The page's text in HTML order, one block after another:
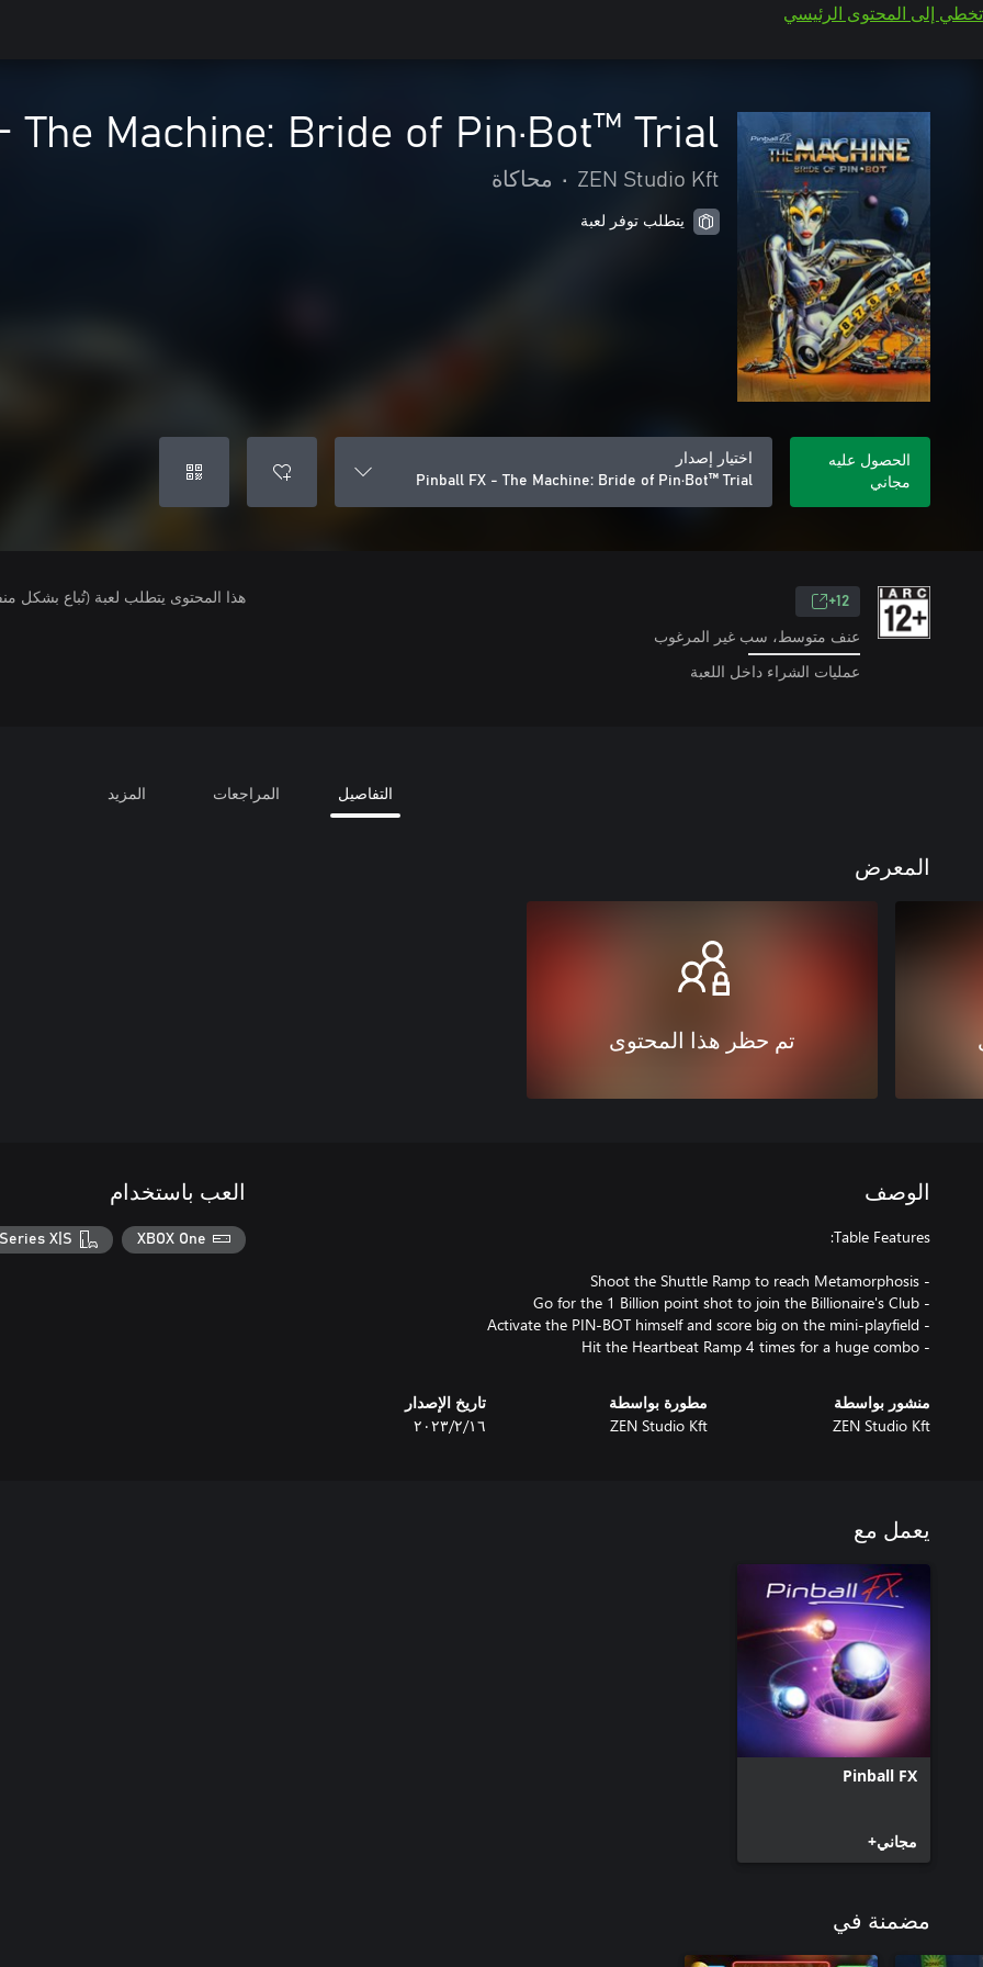
تخطي إلى المحتوى الرئيسي
The Machine: Bride of Pin·Bot™️ Trial
ZEN Studio Kft
• محاكاة
يتطلب توفر لعبة
الحصول عليه
مجاني
اختيار إصدار
Pinball FX - The Machine: Bride of Pin·Bot™️ Trial
12+
عنف متوسط، سب غير المرغوب
عمليات الشراء داخل اللعبة
هذا المحتوى يتطلب لعبة (تُباع بشكل
التفاصيل المراجعات المزيد
المعرض
تم حظر هذا المحتوى
الوصف
- Hit the Heartbeat Ramp 4 times for a huge combo
منشور بواسطة
ZEN Studio Kft
مطورة بواسطة
ZEN Studio Kft
تاريخ الإصدار
١٦‏/٢‏/٢٠٢٣
العب باستخدام
XBOX One
X|S
يعمل مع
Pinball FX
مجاني+
مضمنة في